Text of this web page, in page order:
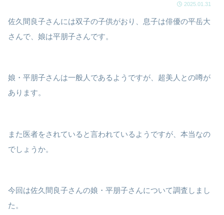
2025.01.31
佐久間良子さんには双子の子供がおり、息子は俳優の平岳大
さんで、娘は平朋子さんです。
娘・平朋子さんは一般人であるようですが、超美人との噂が
あります。
また医者をされていると言われているようですが、本当なの
でしょうか。
今回は佐久間良子さんの娘・平朋子さんについて調査しまし
た。